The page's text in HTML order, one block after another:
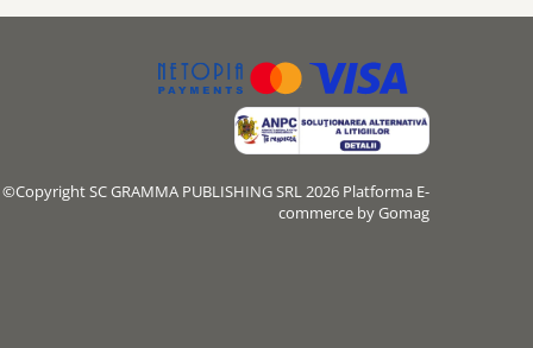
©Copyright SC GRAMMA PUBLISHING SRL 2026 Platforma E-
commerce by Gomag